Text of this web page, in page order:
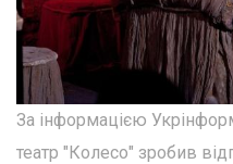
За інформацією
театр "Колесо" зробив